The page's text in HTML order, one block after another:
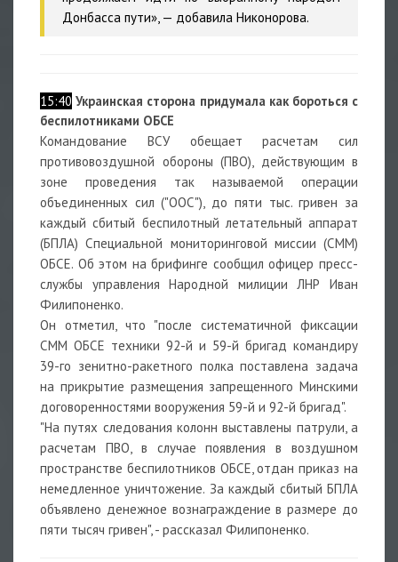
Донбасса пути», — добавила Никонорова.
15:40 Украинская сторона придумала как бороться с
беспилотниками ОБСЕ
Командование ВСУ обещает расчетам сил
противовоздушной обороны (ПВО), действующим в
зоне проведения так называемой операции
объединенных сил ("ООС"), до пяти тыс. гривен за
каждый сбитый беспилотный летательный аппарат
(БПЛА) Специальной мониторинговой миссии (СММ)
ОБСЕ. Об этом на брифинге сообщил офицер пресс-
службы управления Народной милиции ЛНР Иван
Филипоненко.
Он отметил, что "после систематичной фиксации
СММ ОБСЕ техники 92-й и 59-й бригад командиру
39-го зенитно-ракетного полка поставлена задача
на прикрытие размещения запрещенного Минскими
договоренностями вооружения 59-й и 92-й бригад".
"На путях следования колонн выставлены патрули, а
расчетам ПВО, в случае появления в воздушном
пространстве беспилотников ОБСЕ, отдан приказ на
немедленное уничтожение. За каждый сбитый БПЛА
объявлено денежное вознаграждение в размере до
пяти тысяч гривен", - рассказал Филипоненко.